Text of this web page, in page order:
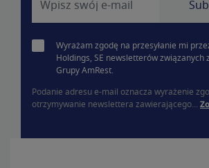
Wyrażam zgodę na przesyłanie mi
Holdings, SE newsletterów związanych
Grupy AmRest.
Podanie adresu e-mail oznacza wyrażenie
otrzymywanie newslettera zawierającego...